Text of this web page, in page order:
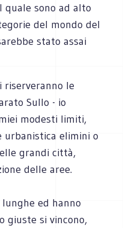
quale sono ad alto
del mondo del
stato assai
riserveranno le
Sullo - io
modesti limiti,
urbanistica elimini o
grandi città,
delle aree.
ed hanno
giuste si vincono,